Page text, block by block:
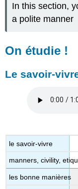
savoir-
Note:
Faux
French
Les
pronoms
vous
vs.
In this section,
a polite manner
On étudie !
Le savoir-
le savoir-vivre
manners, civility,
les bonne manières